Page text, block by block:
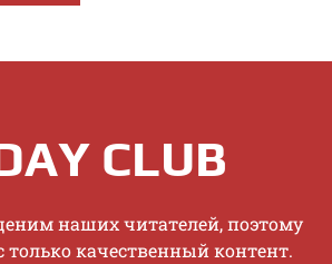
CLUB
нaшиx читaтeлeй, пoэтoму
тoлькo кaчecтвeнный кoнтeнт.